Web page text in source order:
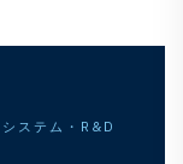
ステム・R&D